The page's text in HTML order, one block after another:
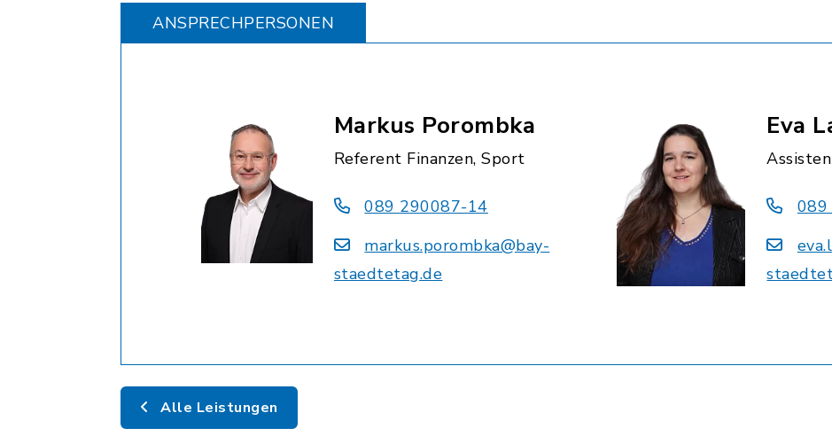
ANSPRECHPERSONEN
Markus Porombka
Referent Finanzen, Sport
089 290087-14
markus.porombka@bay-
staedtetag.de
Eva
089
Alle Leistungen